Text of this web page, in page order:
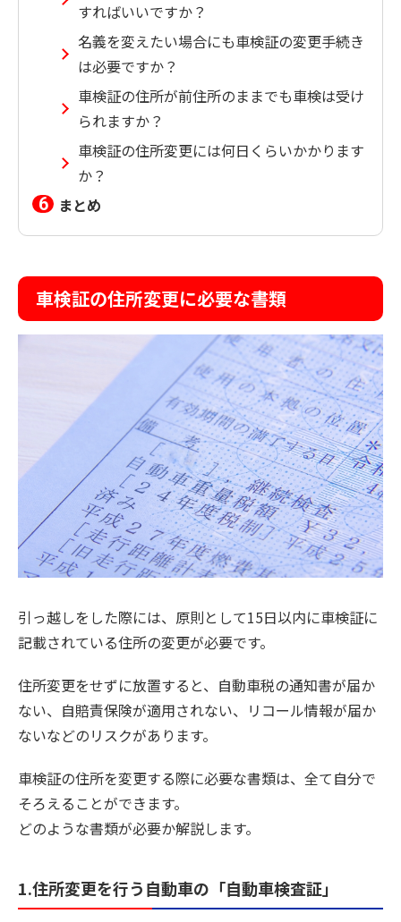
すればいいですか？
名義を変えたい場合にも車検証の変更手続き
は必要ですか？
車検証の住所が前住所のままでも車検は受け
られますか？
車検証の住所変更には何日くらいかかります
か？
まとめ
車検証の住所変更に必要な書類
引っ越しをした際には、原則として15日以内に車検証に
記載されている住所の変更が必要です。
住所変更をせずに放置すると、自動車税の通知書が届か
ない、自賠責保険が適用されない、リコール情報が届か
ないなどのリスクがあります。
車検証の住所を変更する際に必要な書類は、全て自分で
そろえることができます。
どのような書類が必要か解説します。
1.住所変更を行う自動車の「自動車検査証」